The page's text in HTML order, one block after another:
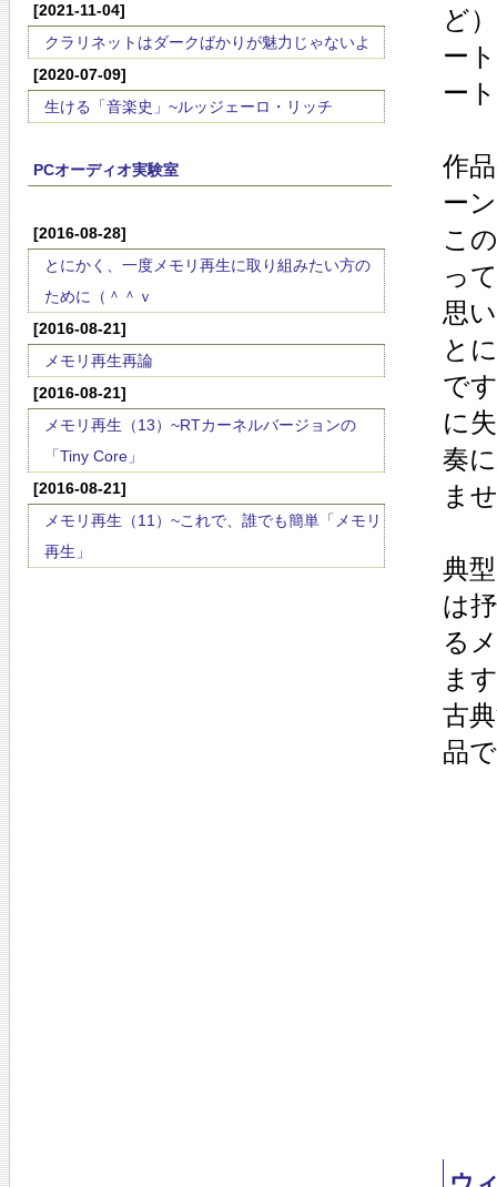
[2021-11-04]
クラリネットはダークばかりが魅力じゃないよ
[2020-07-09]
生ける「音楽史」~ルッジェーロ・リッチ
PCオーディオ実験室
[2016-08-28]
とにかく、一度メモリ再生に取り組みたい方の
ために（＾＾ｖ
[2016-08-21]
メモリ再生再論
[2016-08-21]
メモリ再生（13）~RTカーネルバージョンの
「Tiny Core」
[2016-08-21]
メモリ再生（11）~これで、誰でも簡単「メモリ
再生」
ど
ー
ー
作
ー
こ
っ
思
と
で
に
奏
ま
典
は
る
ま
古
品